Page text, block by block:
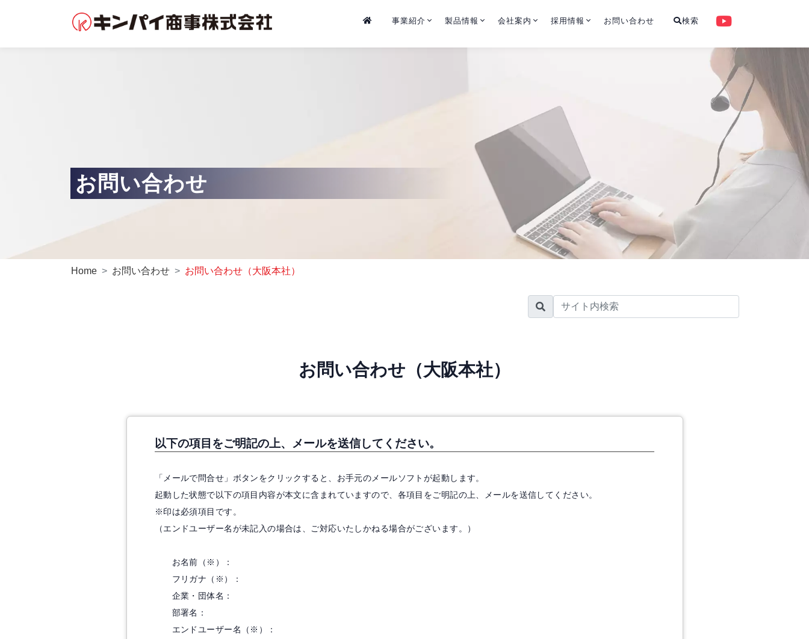
事業紹介 製品情報 会社案内 採用情報 お問い合わせ 検索
お問い合わせ
Home お問い合わせ お問い合わせ（大阪本社）
お問い合わせ （大阪本社）
以下の項目をご明記の上、メールを送信してください。
「メールで問合せ」ボタンをクリックすると、お手元のメールソフトが起動します。
起動した状態で以下の項目内容が本文に含まれていますので、各項目をご明記の上、メールを送信してください。
※印は必須項目です。
（エンドユーザー名が未記入の場合は、ご対応いたしかねる場合がございます。）
お名前（※）：
フリガナ（※）：
企業・団体名：
部署名：
エンドユーザー名（※）：